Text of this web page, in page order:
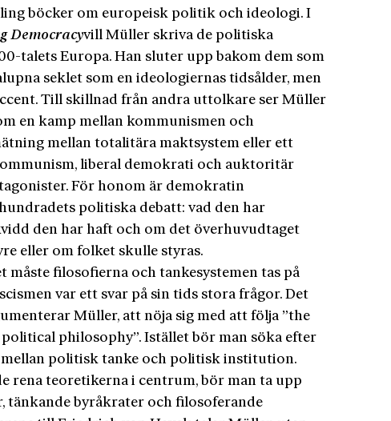
böcker om europeisk politik och ideologi. I
Democracyvill Müller skriva de politiska
talets Europa. Han sluter upp bakom dem som
seklet som en ideologiernas tidsålder, men
Till skillnad från andra uttolkare ser Müller
en kamp mellan kommunismen och
mellan totalitära maktsystem eller ett
liberal demokrati och auktoritär
För honom är demokratin
politiska debatt: vad den har
den har haft och om det överhuvudtaget
eller om folket skulle styras.
måste filosofierna och tankesystemen tas på
var ett svar på sin tids stora frågor. Det
Müller, att nöja sig med att följa ”the
philosophy”. Istället bör man söka efter
politisk tanke och politisk institution.
rena teoretikerna i centrum, bör man ta upp
tänkande byråkrater och filosoferande